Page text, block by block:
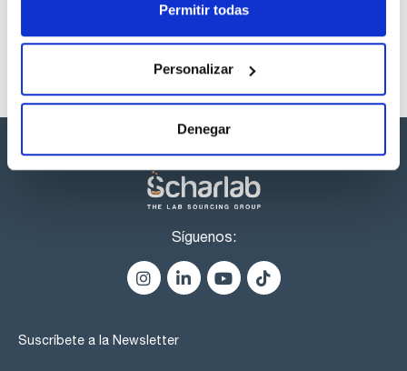
Permitir todas
Personalizar
Denegar
Síguenos:
Suscríbete a la Newsletter